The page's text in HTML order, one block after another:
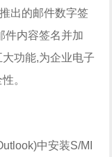
出的邮件数字签
件内容签名并加
功能,为企业电子
。
中安装S/MI